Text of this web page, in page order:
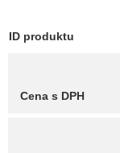
ID produktu
Cena s DPH